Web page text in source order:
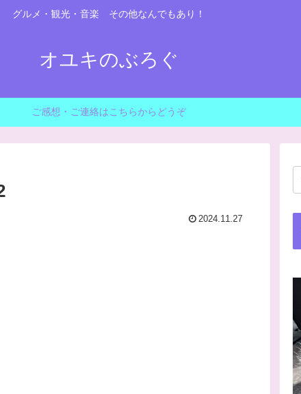
グルメ・観光・音楽 その他なんでもあり！
オユキのぶろぐ
ご感想・ご連絡はこちらからどうぞ
2024.11.27